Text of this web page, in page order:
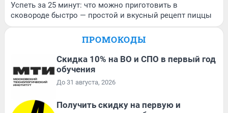
Успеть за 25 минут: что можно приготовить в
сковороде быстро — простой и вкусный рецепт пиццы
ПРОМОКОДЫ
Скидка 10% на ВО и СПО в первый год
обучения
До 31 августа, 2026
Получить скидку на первую и